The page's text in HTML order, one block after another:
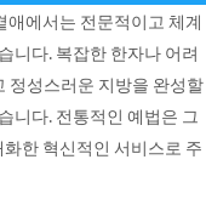
에서는 전문적이고 체계
니다. 복잡한 한자나 어려
정성스러운 지방을 완성할
니다. 전통적인 예법은 그
한 혁신적인 서비스로 주